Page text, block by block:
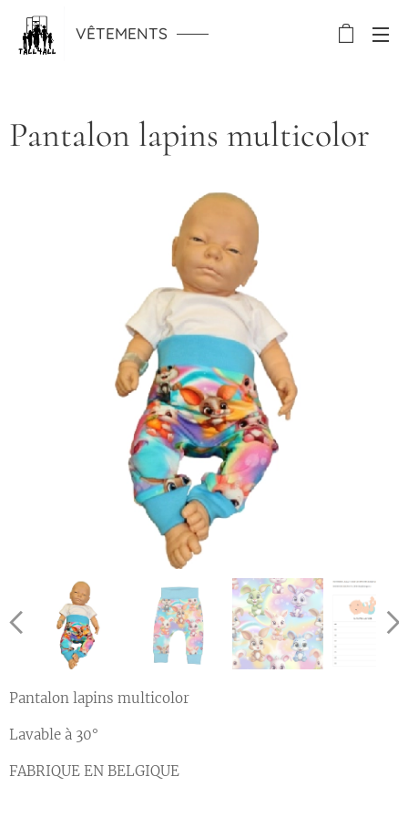
VÊTEMENTS
Pantalon lapins multicolor
Pantalon lapins multicolor
Lavable à 30°
FABRIQUE EN BELGIQUE